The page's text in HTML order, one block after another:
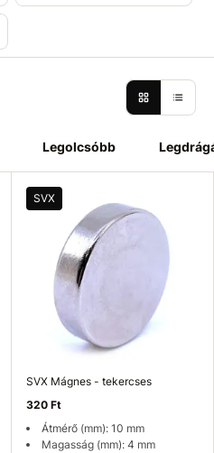
Legolcsóbb
SVX
SVX Mágnes - tekercses
320 Ft
Átmérő (mm): 10 mm
Magasság (mm): 4 mm